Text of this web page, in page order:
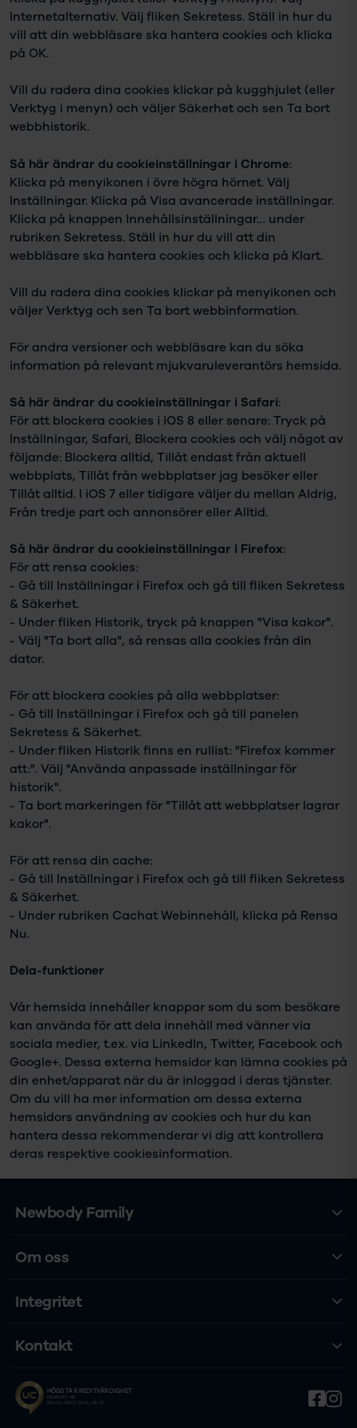
Internetalternativ. Välj fliken Sekretess. Ställ in hur du
vill att din webbläsare ska hantera cookies och klicka
på OK.
Vill du radera dina cookies klickar på kugghjulet (eller
Verktyg i menyn) och väljer Säkerhet och sen Ta bort
webbhistorik.
Så här ändrar du cookieinställningar i Chrome:
Klicka på menyikonen i övre högra hörnet. Välj
Inställningar. Klicka på Visa avancerade inställningar.
Klicka på knappen Innehållsinställningar… under
rubriken Sekretess. Ställ in hur du vill att din
webbläsare ska hantera cookies och klicka på Klart.
Vill du radera dina cookies klickar på menyikonen och
väljer Verktyg och sen Ta bort webbinformation.
För andra versioner och webbläsare kan du söka
information på relevant mjukvaruleverantörs hemsida.
Så här ändrar du cookieinställningar i Safari:
För att blockera cookies i iOS 8 eller senare: Tryck på
Inställningar, Safari, Blockera cookies och välj något av
följande: Blockera alltid, Tillåt endast från aktuell
webbplats, Tillåt från webbplatser jag besöker eller
Tillåt alltid. I iOS 7 eller tidigare väljer du mellan Aldrig,
Från tredje part och annonsörer eller Alltid.
Så här ändrar du cookieinställningar i Firefox:
För att rensa cookies:
- Gå till Inställningar i Firefox och gå till fliken Sekretess
& Säkerhet.
- Under fliken Historik, tryck på knappen "Visa kakor".
- Välj "Ta bort alla", så rensas alla cookies från din
dator.
För att blockera cookies på alla webbplatser:
- Gå till Inställningar i Firefox och gå till panelen
Sekretess & Säkerhet.
- Under fliken Historik finns en rullist: "Firefox kommer
att:". Välj "Använda anpassade inställningar för
historik".
- Ta bort markeringen för "Tillåt att webbplatser lagrar
kakor".
För att rensa din cache:
- Gå till Inställningar i Firefox och gå till fliken Sekretess
& Säkerhet.
- Under rubriken Cachat Webinnehåll, klicka på Rensa
Nu.
Dela-funktioner
Vår hemsida innehåller knappar som du som besökare
kan använda för att dela innehåll med vänner via
sociala medier, t.ex. via LinkedIn, Twitter, Facebook och
Google+. Dessa externa hemsidor kan lämna cookies på
din enhet/apparat när du är inloggad i deras tjänster.
Om du vill ha mer information om dessa externa
hemsidors användning av cookies och hur du kan
hantera dessa rekommenderar vi dig att kontrollera
deras respektive cookiesinformation.
Newbody Family
Om oss
Integritet
Kontakt